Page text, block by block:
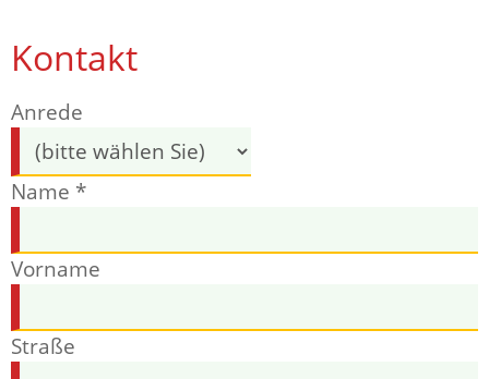
Kontakt
Anrede
Name *
Vorname
Straße